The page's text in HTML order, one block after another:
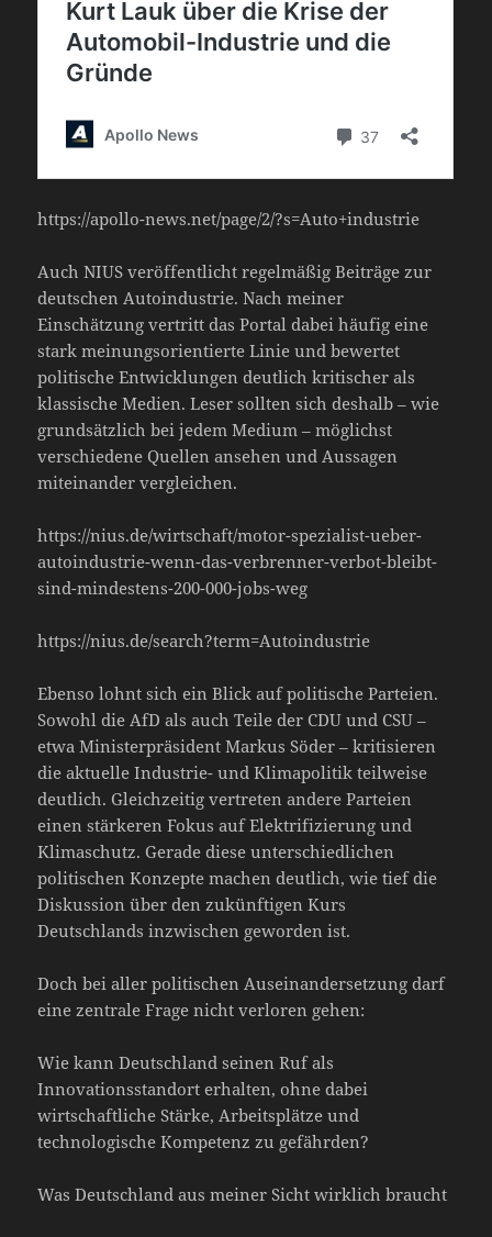
https://apollo-news.net/page/2/?s=Auto+industrie
Auch NIUS veröffentlicht regelmäßig Beiträge zur
deutschen Autoindustrie. Nach meiner
Einschätzung vertritt das Portal dabei häufig eine
stark meinungsorientierte Linie und bewertet
politische Entwicklungen deutlich kritischer als
klassische Medien. Leser sollten sich deshalb – wie
grundsätzlich bei jedem Medium – möglichst
verschiedene Quellen ansehen und Aussagen
miteinander vergleichen.
https://nius.de/wirtschaft/motor-spezialist-ueber-
autoindustrie-wenn-das-verbrenner-verbot-bleibt-
sind-mindestens-200-000-jobs-weg
https://nius.de/search?term=Autoindustrie
Ebenso lohnt sich ein Blick auf politische Parteien.
Sowohl die AfD als auch Teile der CDU und CSU –
etwa Ministerpräsident Markus Söder – kritisieren
die aktuelle Industrie- und Klimapolitik teilweise
deutlich. Gleichzeitig vertreten andere Parteien
einen stärkeren Fokus auf Elektrifizierung und
Klimaschutz. Gerade diese unterschiedlichen
politischen Konzepte machen deutlich, wie tief die
Diskussion über den zukünftigen Kurs
Deutschlands inzwischen geworden ist.
Doch bei aller politischen Auseinandersetzung darf
eine zentrale Frage nicht verloren gehen:
Wie kann Deutschland seinen Ruf als
Innovationsstandort erhalten, ohne dabei
wirtschaftliche Stärke, Arbeitsplätze und
technologische Kompetenz zu gefährden?
Was Deutschland aus meiner Sicht wirklich braucht